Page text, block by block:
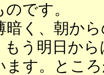
です。
く、朝から
もう明日から
ます。とこ